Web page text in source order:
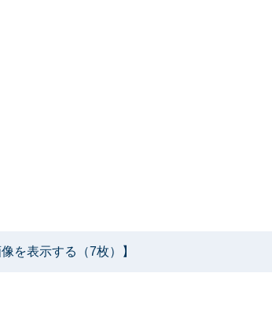
を表示する（7枚）】